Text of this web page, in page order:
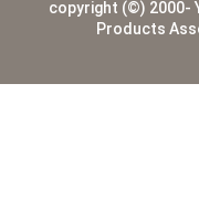
copyright (©) 2000-
Products